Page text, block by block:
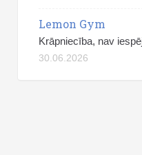
Lemon Gym
Krāpniecība, nav
30.06.2026